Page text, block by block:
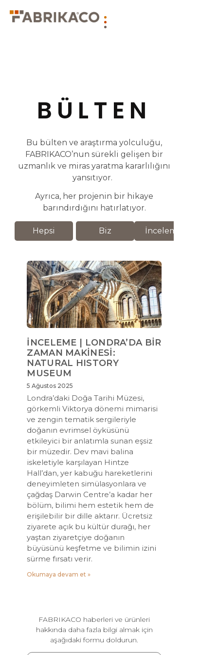
BÜLTEN
Bu bülten ve araştırma yolculuğu,
FABRIKACO’nun sürekli gelişen bir
uzmanlık ve miras yaratma kararlılığını
yansıtıyor.
Ayrıca, her projenin bir hikaye
barındırdığını hatırlatıyor.
Hepsi Biz İnceleme
İNCELEME | LONDRA’DA BİR
ZAMAN MAKİNESİ:
NATURAL HISTORY
MUSEUM
5 Ağustos 2025
Londra’daki Doğa Tarihi Müzesi,
görkemli Viktorya dönemi mimarisi
ve zengin tematik sergileriyle
doğanın evrimsel öyküsünü
etkileyici bir anlatımla sunan eşsiz
bir müzedir. Dev mavi balina
iskeletiyle karşılayan Hintze
Hall’dan, yer kabuğu hareketlerini
deneyimleten simülasyonlara ve
çağdaş Darwin Centre’a kadar her
bölüm, bilimi hem estetik hem de
erişilebilir bir dille aktarır. Ücretsiz
ziyarete açık bu kültür durağı, her
yaştan ziyaretçiye doğanın
büyüsünü keşfetme ve bilimin izini
sürme fırsatı verir.
Okumaya devam et »
FABRIKACO haberleri ve ürünleri
hakkında daha fazla bilgi almak için
aşağıdaki formu doldurun.